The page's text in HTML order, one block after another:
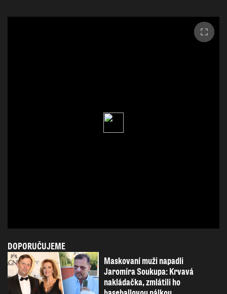
DOPORUČUJEME
Maskovaní muži napadli
Jaromíra Soukupa: Krvavá
nakládačka, zmlátili ho